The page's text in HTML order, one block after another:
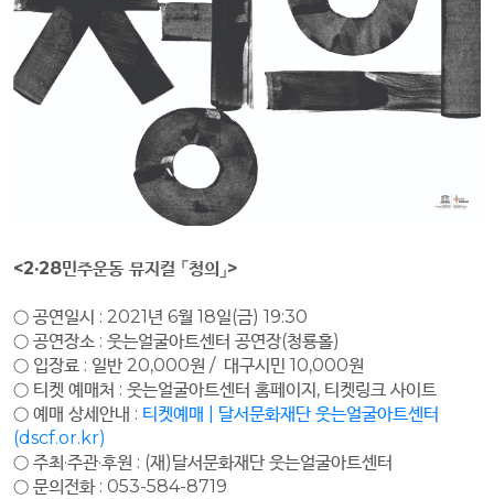
<2·28민주운동 뮤지컬 「청의」>
○ 공연일시 : 2021년 6월 18일(금) 19:30
○ 공연장소 : 웃는얼굴아트센터 공연장(청룡홀)
○ 입장료 : 일반 20,000원 / 대구시민 10,000원
○ 티켓 예매처 : 웃는얼굴아트센터 홈페이지, 티켓링크 사이트
○ 예매 상세안내 : 티켓예매 | 달서문화재단 웃는얼굴아트센터
(dscf.or.kr)
○ 주최·주관·후원 : (재)달서문화재단 웃는얼굴아트센터
○ 문의전화 : 053-584-8719